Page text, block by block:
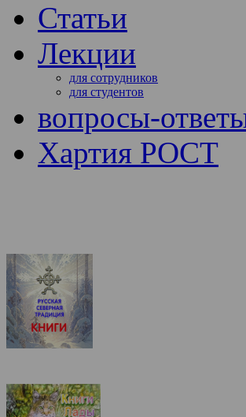
Статьи
Лекции
для сотрудников
для студентов
вопросы-
Хартия РОСТ